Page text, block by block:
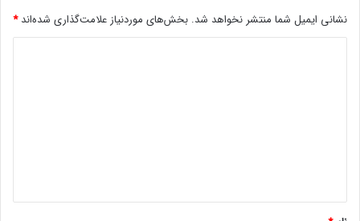
و
ر
نشانی ایمیل شما منتشر نخواهد شد. بخش‌های موردنیاز علامت‌گذاری شده‌اند*